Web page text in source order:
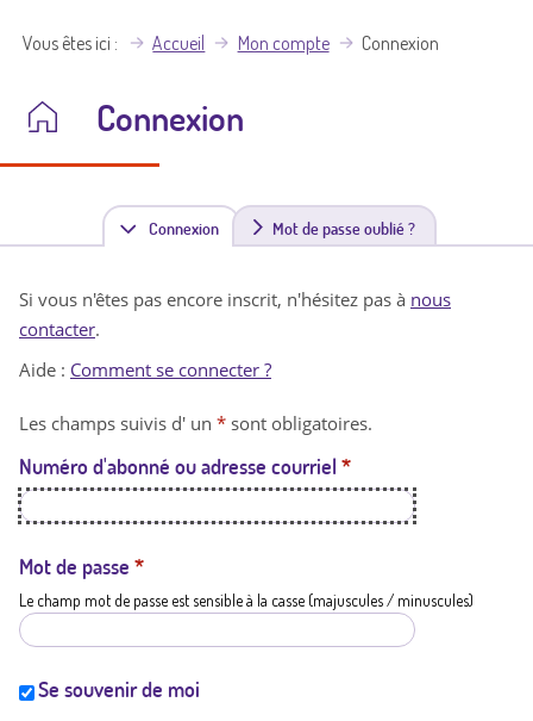
Vous êtes ici Accueil Mon compte Connexion
Connexion
Connexion(
n
t
a
t
i
Mot de passe oublié ?
Si vous n'êtes pas encore inscrit, n'hésitez pas à nous
contacter.
Aide : Comment se connecter ?
Les champs suivis d' un * sont obligatoires.
Numéro d'abonné ou adresse courriel *
Mot de passe *
Le champ mot de passe est sensible à la casse (majuscules / minuscules)
Se souvenir de moi